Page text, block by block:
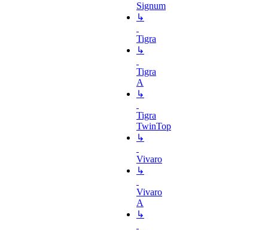
Signum
↳
Tigra
↳
Tigra
A
↳
Tigra
TwinTop
↳
Vivaro
↳
Vivaro
A
↳